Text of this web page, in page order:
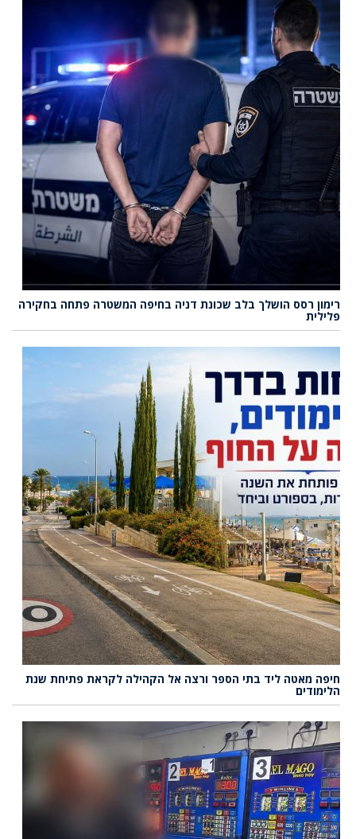
רימון רסס הושלך בלב שכונת דניה בחיפה המשטרה פתחה בחקירה
פלילית
חיפה מאטה ליד בתי הספר ורצה אל הקהילה לקראת פתיחת שנת
הלימודים